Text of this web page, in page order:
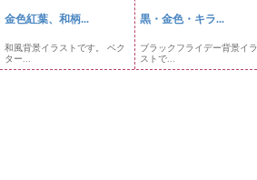
金色紅葉、和柄...
和風背景イラストです。 ベク
ター...
黒・金色・キラ...
ブラックフライデー背景イラ
ストで...